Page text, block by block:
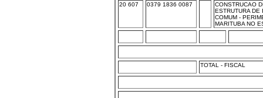
20 607
0379 1836 0087
CONSTRUCAO
ESTRUTURA DE
COMUM -
MARITUBA NO
TOTAL - FISCAL